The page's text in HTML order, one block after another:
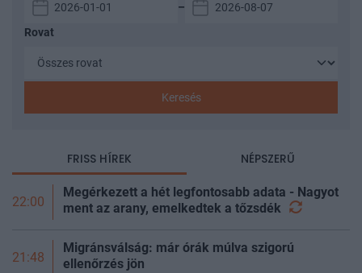
–
Rovat
Keresés
FRISS HÍREK NÉPSZERŰ
22:00
Megérkezett a hét legfontosabb adata - Nagyot
ment az arany, emelkedtek a tőzsdék
21:48
Migránsválság: már órák múlva szigorú
ellenőrzés jön